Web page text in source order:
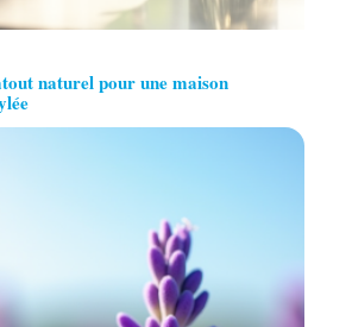
naturel pour une maison